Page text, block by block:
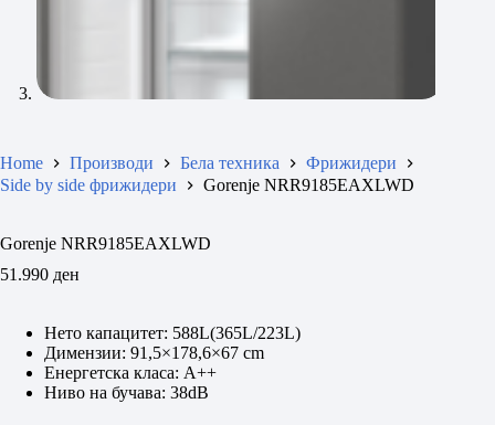
Home Производи Бела техника
Фрижидери
Side by side фрижидери
Gorenje NRR9185EAXLWD
Gorenje NRR9185EAXLWD
51.990 ден
Нето капацитет: 588L(365L/223L)
Димензии: 91,5×178,6×67 cm
Енергетска класа: A++
Ниво на бучава: 38dB